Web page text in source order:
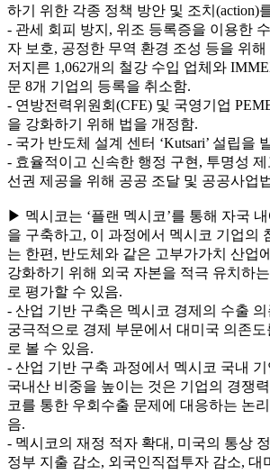
하기 위한 각종 정책 방안 및 조치(action)
- 관세 회피 방지, 위조 등록증을 이용한
자 보호, 공정한 무역 환경 조성 등을 위
저지른 1,062개의 철강 수입 업체와
문 8개 기업의 등록을 취소함.
- 연방전력위원회(CFE) 및 국영기업
을 강화하기 위해 법을 개정함.
- 국가 반도체 설계 센터 ‘Kutsari’ 설립을
- 효율적이고 신속한 행정 구현, 투명성
선권 제공을 위해 공공 조달 및 공공사업
▶ 멕시코는 ‘플랜 멕시코’를 통해 자국
을 구축하고, 이 과정에서 멕시코 기업의
는 한편, 반도체와 같은 고부가가치 산업
강화하기 위해 외국 자본을 적극 유치하
로 평가할 수 있음.
- 산업 기반 구축은 멕시코 경제의 수출
궁극적으로 경제 부문에서 대미국 의존
로 볼 수 있음.
- 산업 기반 구축 과정에서 멕시코 국내
국내산 비중을 높이는 것은 기업의 경쟁
코를 통한 우회수출 문제에 대응하는 논
음.
- 멕시코의 재정 적자 확대, 미국의 통상
정부 지출 감소, 외국인직접투자 감소, 대